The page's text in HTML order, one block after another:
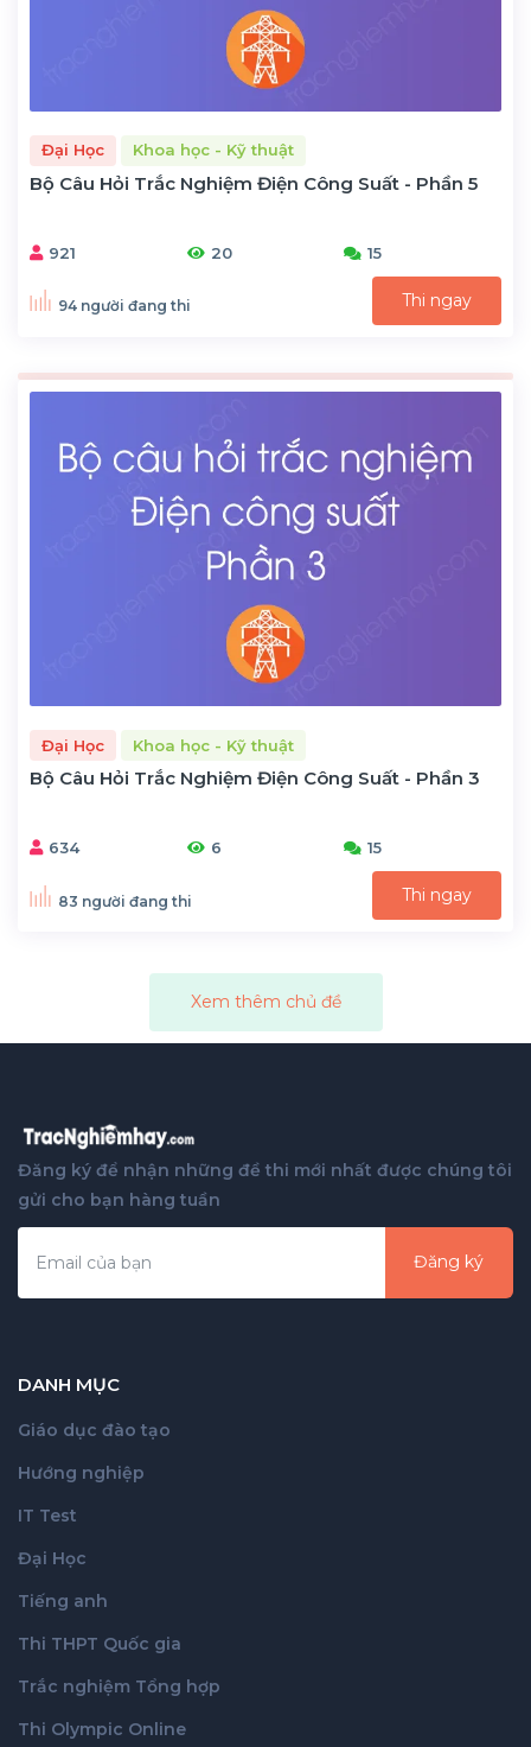
Đại Học Khoa học - Kỹ thuật
Bộ Câu Hỏi Trắc Nghiệm Điện Công Suất - Phần 5
921 20 15
94 người đang thi Thi ngay
Đại Học Khoa học - Kỹ thuật
Bộ Câu Hỏi Trắc Nghiệm Điện Công Suất - Phần 3
634 6 15
83 người đang thi Thi ngay
Xem thêm chủ đề
Đăng ký để nhận những đề thi mới nhất được chúng tôi
gửi cho bạn hàng tuần
Đăng ký
DANH MỤC
Giáo dục đào tạo
Hướng nghiệp
IT Test
Đại Học
Tiếng anh
Thi THPT Quốc gia
Trắc nghiệm Tổng hợp
Thi Olympic Online